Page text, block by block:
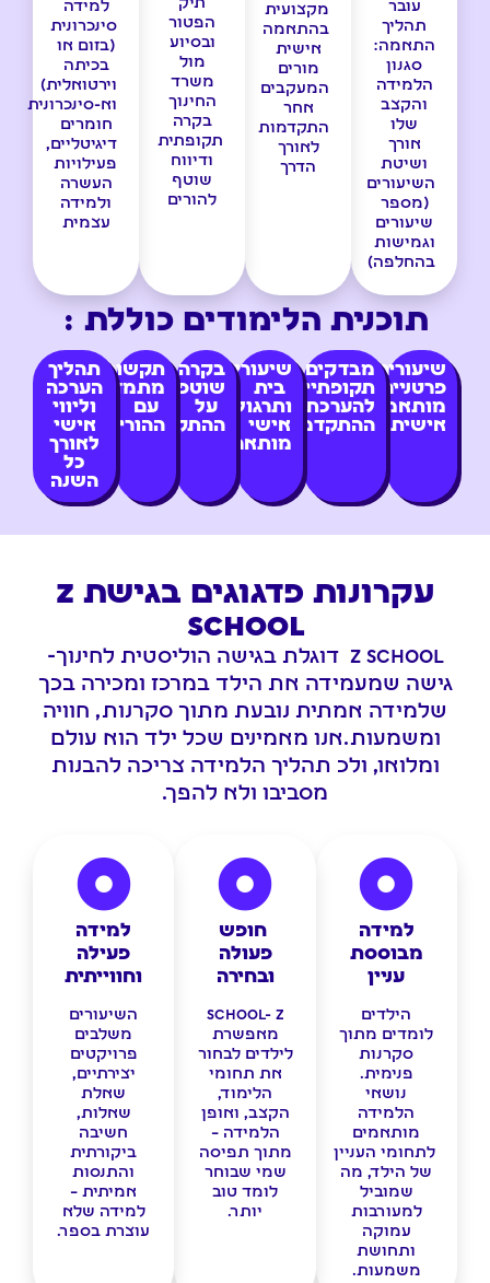
עובר
תהליך
התאמה:
סגנון
הלמידה
והקצב
שלו
אורך
ושיטת
השיעורים
(מספר
שיעורים
וגמישות
בהחלפה)
מקצועית
בהתאמה
אישית
מורים
המעקבים
אחר
התקדמות
לאורך
הדרך
תיק
הפטור
ובסיוע
מול
משרד
החינוך
בקרה
תקופתית
ודיווח
שוטף
להורים
למידה
סינכרונית
(בזום או
בכיתה
וירטואלית)
וא-סינכרונית
חומרים
דיגיטליים,
פעילויות
העשרה
ולמידה
עצמית
תוכנית הלימודים כוללת :
שיעורים
פרטניים
מותאמים
אישית
מבדקים
תקופתיים
להערכת
ההתקדמות
שיעורי
בית
ותרגול
אישי
מותאם
בקרה
שוטפת
על
ההתקדמות
תקשורת
מתמדת
עם
ההורים
תהליך
הערכה
וליווי
אישי
לאורך
כל
השנה
עקרונות פדגוגים בגישת Z
SCHOOL
Z SCHOOL דוגלת בגישה הוליסטית לחינוך-
גישה שמעמידה את הילד במרכז ומכירה בכך
שלמידה אמתית נובעת מתוך סקרנות, חוויה
ומשמעות.אנו מאמינים שכל ילד הוא עולם
ומלואו, ולכ תהליך הלמידה צריכה להבנות
מסביבו ולא להפך.
למידה
מבוססת
עניין
הילדים
לומדים מתוך
סקרנות
פנימית.
נושאי
הלמידה
מותאמים
לתחומי העניין
של הילד, מה
שמוביל
למעורבות
עמוקה
ותחושת
משמעות.
חופש
פעולה
ובחירה
School- Z
מאפשרת
לילדים לבחור
את תחומי
הלימוד,
הקצב, ואופן
הלמידה –
מתוך תפיסה
שמי שבוחר
לומד טוב
יותר.
למידה
פעילה
וחווייתית
השיעורים
משלבים
פרויקטים
יצירתיים,
שאלת
שאלות,
חשיבה
ביקורתית
והתנסות
אמיתית –
למידה שלא
עוצרת בספר.